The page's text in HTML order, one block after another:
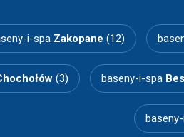
i-spa Zakopane (12)
(3) baseny-i-spa